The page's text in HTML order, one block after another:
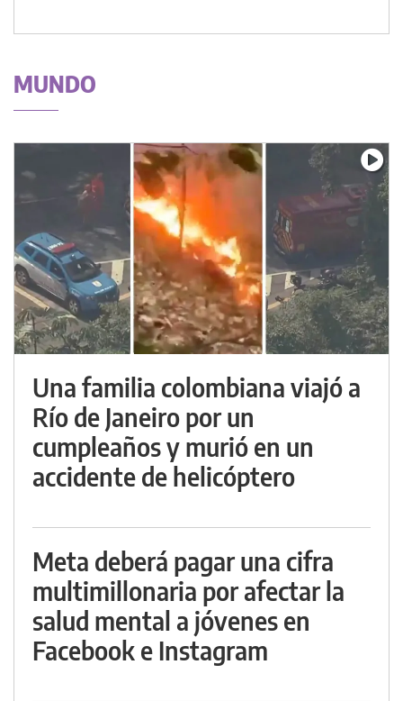
MUNDO
Una familia colombiana viajó a
Río de Janeiro por un
cumpleaños y murió en un
accidente de helicóptero
Meta deberá pagar una cifra
multimillonaria por afectar la
salud mental a jóvenes en
Facebook e Instagram